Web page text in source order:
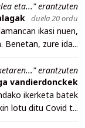
eta..." erantzuten
duela 20 ordu
ikasi nuen,
Benetan, zure ida...
erantzuten
vandierdonckek
ikerketa batek
lotu ditu Covid t...